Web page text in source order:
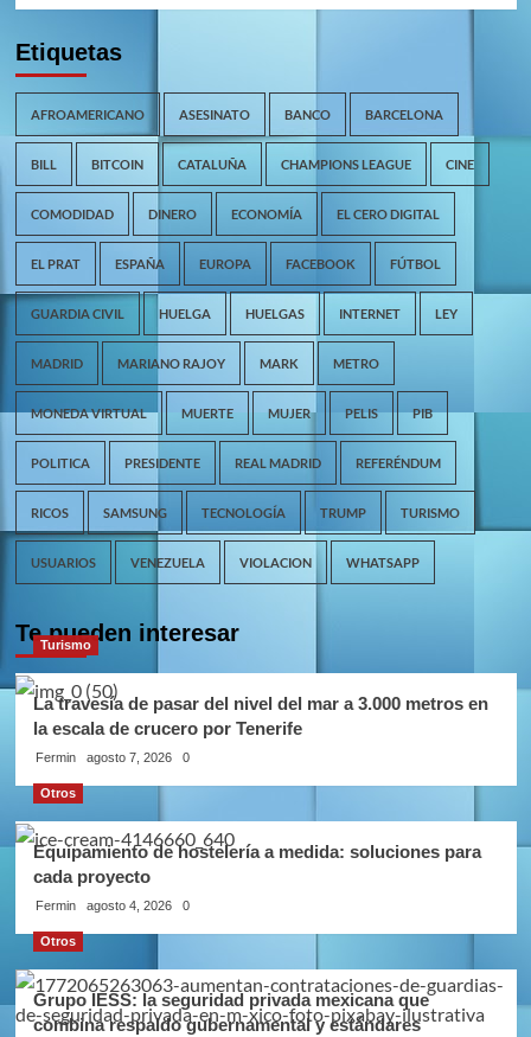
Etiquetas
AFROAMERICANO ASESINATO BANCO BARCELONA
BILL BITCOIN CATALUÑA CHAMPIONS LEAGUE CINE
COMODIDAD DINERO ECONOMÍA EL CERO DIGITAL
EL PRAT ESPAÑA EUROPA FACEBOOK FÚTBOL
GUARDIA CIVIL HUELGA HUELGAS INTERNET LEY
MADRID MARIANO RAJOY MARK METRO
MONEDA VIRTUAL MUERTE MUJER PELIS PIB
POLITICA PRESIDENTE REAL MADRID REFERÉNDUM
RICOS SAMSUNG TECNOLOGÍA TRUMP TURISMO
USUARIOS VENEZUELA VIOLACION WHATSAPP
Te pueden interesar
Turismo
La travesía de pasar del nivel del mar a 3.000 metros en
la escala de crucero por Tenerife
Fermin agosto 7, 2026 0
Otros
Equipamiento de hostelería a medida: soluciones para
cada proyecto
Fermin agosto 4, 2026 0
Otros
Grupo IESS: la seguridad privada mexicana que
combina respaldo gubernamental y estándares